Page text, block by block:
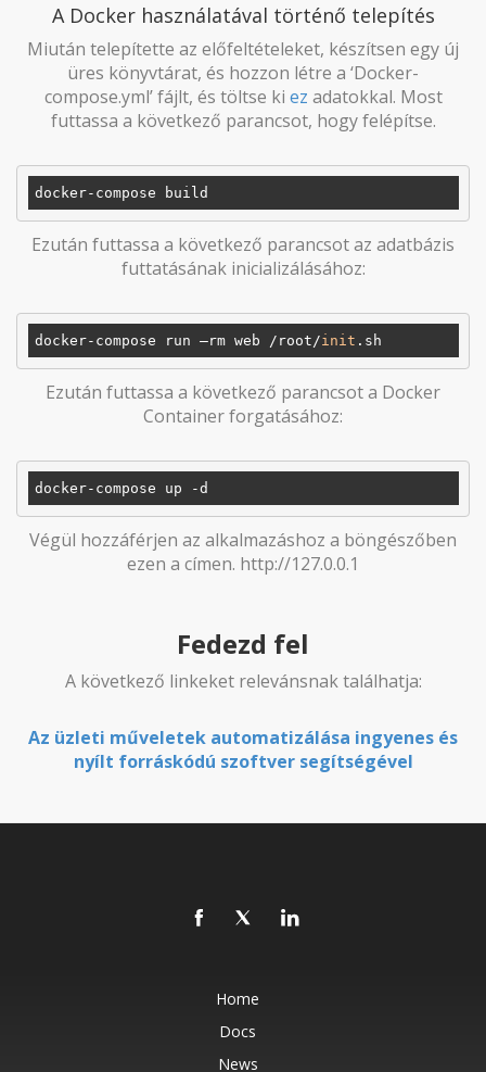
A Docker használatával történő telepítés
Miután telepítette az előfeltételeket, készítsen egy új
üres könyvtárat, és hozzon létre a ‘Docker-
compose.yml’ fájlt, és töltse ki ez adatokkal. Most
futtassa a következő parancsot, hogy felépítse.
Ezután futtassa a következő parancsot az adatbázis
futtatásának inicializálásához:
docker-compose run –rm web /root/init
Ezután futtassa a következő parancsot a Docker
Container forgatásához:
Végül hozzáférjen az alkalmazáshoz a böngészőben
ezen a címen. http://127.0.0.1
Fedezd fel
A következő linkeket relevánsnak találhatja:
Az üzleti műveletek automatizálása ingyenes és
nyílt forráskódú szoftver segítségével
Home
Docs
News